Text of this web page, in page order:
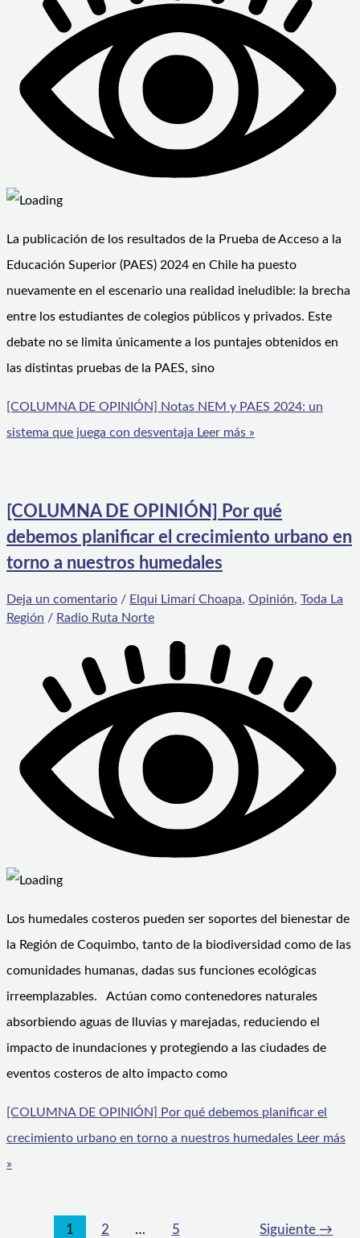
La publicación de los resultados de la Prueba de Acceso a la
Educación Superior (PAES) 2024 en Chile ha puesto
nuevamente en el escenario una realidad ineludible: la brecha
entre los estudiantes de colegios públicos y privados. Este
debate no se limita únicamente a los puntajes obtenidos en
las distintas pruebas de la PAES, sino
[COLUMNA DE OPINIÓN] Notas NEM y PAES 2024: un
sistema que juega con desventaja Leer más »
[COLUMNA DE OPINIÓN] Por qué
debemos planificar el crecimiento urbano en
torno a nuestros humedales
Deja un comentario / Elqui Limarí Choapa, Opinión, Toda La
Región / Radio Ruta Norte
Los humedales costeros pueden ser soportes del bienestar de
la Región de Coquimbo, tanto de la biodiversidad como de las
comunidades humanas, dadas sus funciones ecológicas
irreemplazables. Actúan como contenedores naturales
absorbiendo aguas de lluvias y marejadas, reduciendo el
impacto de inundaciones y protegiendo a las ciudades de
eventos costeros de alto impacto como
[COLUMNA DE OPINIÓN] Por qué debemos planificar el
crecimiento urbano en torno a nuestros humedales Leer más
»
1 2 … 5 Siguiente →